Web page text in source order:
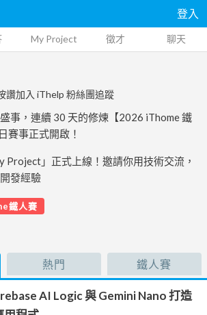
登入
My Project 徵才 聊天
讚加入 iThelp 粉絲團追蹤
事，連續 30 天的修煉【2026 iThome 鐵
賽事正式開啟！
Project」正式上線！邀請你用技術交流，
發經驗
鐵人賽
熱門 鐵人賽
AI Logic 與 Gemini Nano 打造